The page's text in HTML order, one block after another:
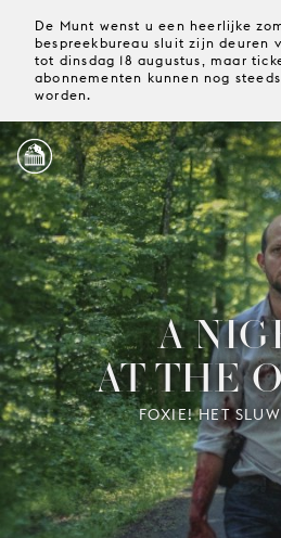
De Munt wenst u een heerlijke
bespreekbureau sluit zijn deuren
tot dinsdag 18 augustus, maar
abonnementen kunnen nog
worden.
A
AT THE
FOXIE! HET